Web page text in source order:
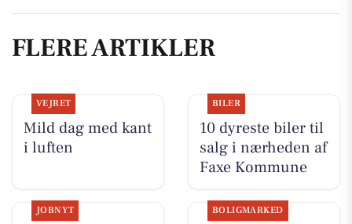
FLERE ARTIKLER
VEJRET
Mild dag med kant
i luften
BILER
10 dyreste biler til
salg i nærheden af
Faxe Kommune
JOBNYT BOLIGMARKED